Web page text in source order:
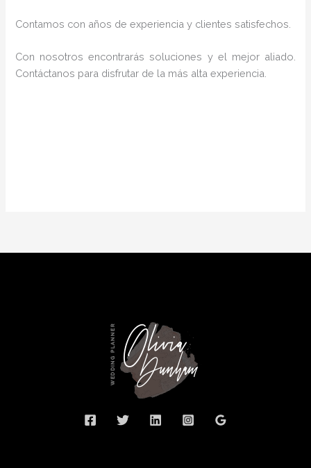
Contamos con años de experiencia y clientes satisfechos.
Con nosotros encontrarás soluciones y el mejor aliado.
Contáctanos para disfrutar de la más alta experiencia.